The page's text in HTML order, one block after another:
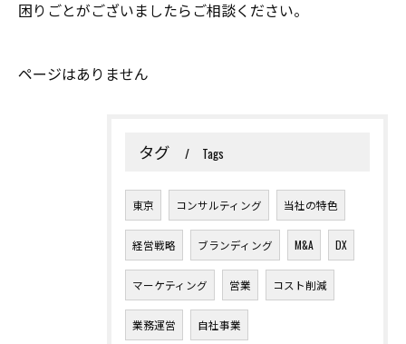
困りごとがございましたらご相談ください。
ページはありません
タグ Tags
東京 コンサルティング 当社の特色
経営戦略 ブランディング M&A DX
マーケティング 営業 コスト削減
業務運営 自社事業